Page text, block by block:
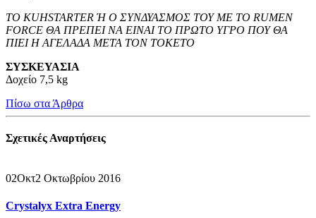
ΤΟ KUHSTARTER Ή Ο ΣΥΝΔΥΑΣΜΟΣ ΤΟΥ ΜΕ ΤΟ RUMEN
FORCE ΘΑ ΠΡΕΠΕΙ ΝΑ ΕΙΝΑΙ ΤΟ ΠΡΩΤΟ ΥΓΡΟ ΠΟΥ ΘΑ
ΠΙΕΙ Η ΑΓΕΛΑΔΑ ΜΕΤΑ ΤΟΝ ΤΟΚΕΤΟ
ΣΥΣΚΕΥΑΣΙΑ
Δοχείο 7,5 kg
Πίσω στα Άρθρα
Σχετικές Αναρτήσεις
02Οκτ2 Οκτωβρίου 2016
Crystalyx Extra Energy